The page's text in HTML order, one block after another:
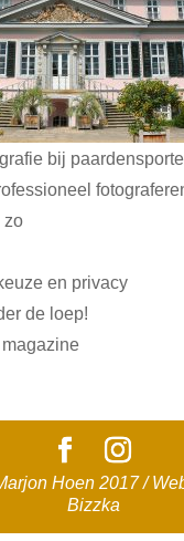
bij
zo
en privacy
de loep!
Hoen 2017 /
Bizzka